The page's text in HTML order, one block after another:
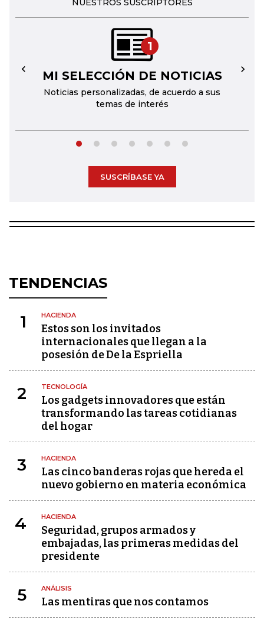
NUESTROS SUSCRIPTORES
1
MI SELECCIÓN DE NOTICIAS
Noticias personalizadas, de acuerdo a sus
temas de interés
← →
SUSCRÍBASE YA
TENDENCIAS
1 HACIENDA
Estos son los invitados
internacionales que llegan a la
posesión de De la Espriella
2 TECNOLOGÍA
Los gadgets innovadores que están
transformando las tareas cotidianas
del hogar
3 HACIENDA
Las cinco banderas rojas que hereda el
nuevo gobierno en materia económica
4 HACIENDA
Seguridad, grupos armados y
embajadas, las primeras medidas del
presidente
5 ANÁLISIS
Las mentiras que nos contamos